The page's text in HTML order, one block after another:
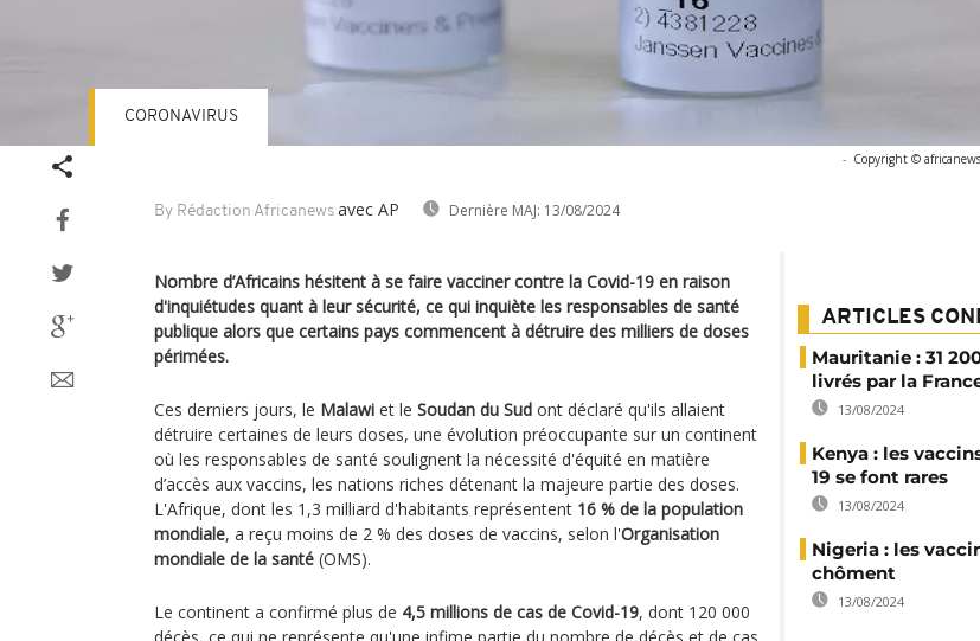
- Copyright © africanews
By Rédaction Africanews avec AP Dernière MAJ: 13/08/2024
CORONAVIRUS
Nombre d’Africains hésitent à se faire vacciner contre la Covid-19 en raison
d'inquiétudes quant à leur sécurité, ce qui inquiète les responsables de santé
publique alors que certains pays commencent à détruire des milliers de doses
périmées.
Ces derniers jours, le Malawi et le Soudan du Sud ont déclaré qu'ils allaient
détruire certaines de leurs doses, une évolution préoccupante sur un continent
où les responsables de santé soulignent la nécessité d'équité en matière
d’accès aux vaccins, les nations riches détenant la majeure partie des doses.
L'Afrique, dont les 1,3 milliard d'habitants représentent 16 % de la population
mondiale, a reçu moins de 2 % des doses de vaccins, selon l'Organisation
mondiale de la santé (OMS).
Le continent a confirmé plus de 4,5 millions de cas de Covid-19, dont 120 000
ARTICLES
Mauritanie : 31
livrés par la
13/08/2024
Kenya : les
19 se font rares
13/08/2024
Nigeria : les
chôment
13/08/2024